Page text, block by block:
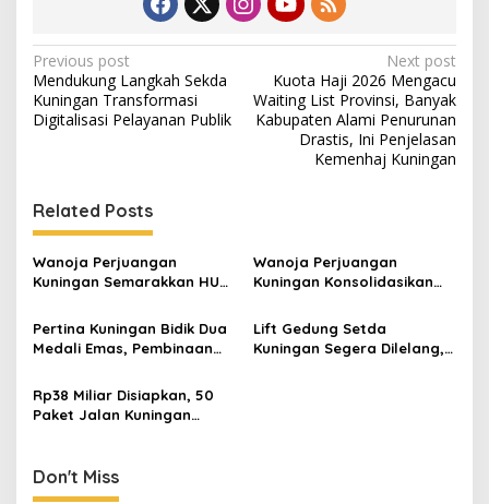
Post
navigation
Previous post
Mendukung Langkah Sekda
Kuningan Transformasi
Digitalisasi Pelayanan Publik
Next post
Kuota Haji 2026 Mengacu
Waiting List Provinsi, Banyak
Kabupaten Alami Penurunan
Drastis, Ini Penjelasan
Kemenhaj Kuningan
Related Posts
Wanoja Perjuangan
Kuningan Semarakkan HUT
Perempuan Harus Sehat
dan Berdaya
Wanoja Perjuangan
Kuningan Konsolidasikan
Kegiatan Positif Generasi
Muda
Pertina Kuningan Bidik Dua
Medali Emas, Pembinaan
2030
Lift Gedung Setda
Kuningan Segera Dilelang,
Rp38 Miliar Disiapkan, 50
Paket Jalan Kuningan
Don't Miss